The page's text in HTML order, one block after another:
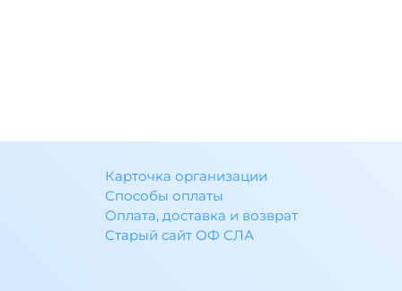
Карточка организации
Способы оплаты
Оплата, доставка и возврат
Старый сайт ОФ СЛА